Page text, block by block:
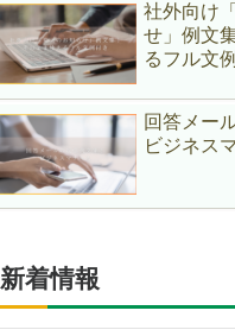
社外向け
せ」例文
るフル文
回答メー
ビジネス
新着情報